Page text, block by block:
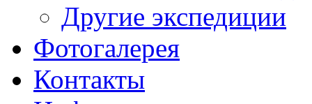
Другие экспедиции
Фотогалерея
Контакты